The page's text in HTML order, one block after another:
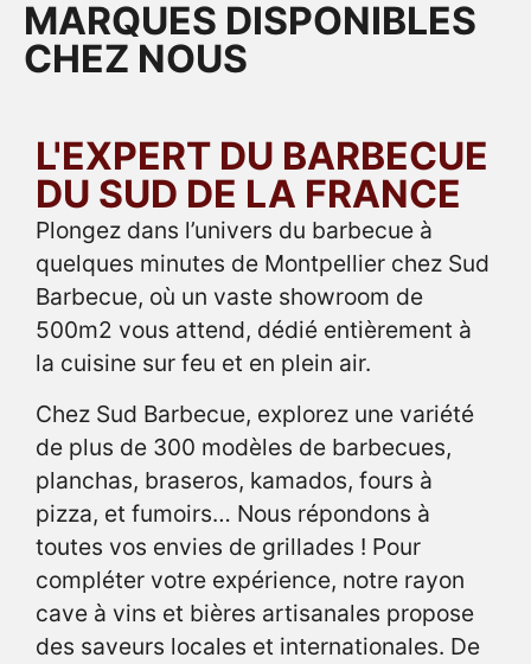
MARQUES DISPONIBLES
CHEZ NOUS
L'EXPERT DU BARBECUE
DU SUD DE LA FRANCE
Plongez dans l’univers du barbecue à
quelques minutes de Montpellier chez Sud
Barbecue, où un vaste showroom de
500m2 vous attend, dédié entièrement à
la cuisine sur feu et en plein air.
Chez Sud Barbecue, explorez une variété
de plus de 300 modèles de barbecues,
planchas, braseros, kamados, fours à
pizza, et fumoirs… Nous répondons à
toutes vos envies de grillades ! Pour
compléter votre expérience, notre rayon
cave à vins et bières artisanales propose
des saveurs locales et internationales. De